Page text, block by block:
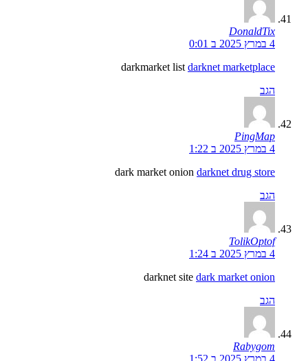
DonaldTix
4 במרץ 2025 ב 0:01
darkmarket list darknet marketplace
הגב
PingMap
4 במרץ 2025 ב 1:22
dark market onion darknet drug store
הגב
TolikOptof
4 במרץ 2025 ב 1:24
darknet site dark market onion
הגב
Rabygom
4 במרץ 2025 ב 1:52